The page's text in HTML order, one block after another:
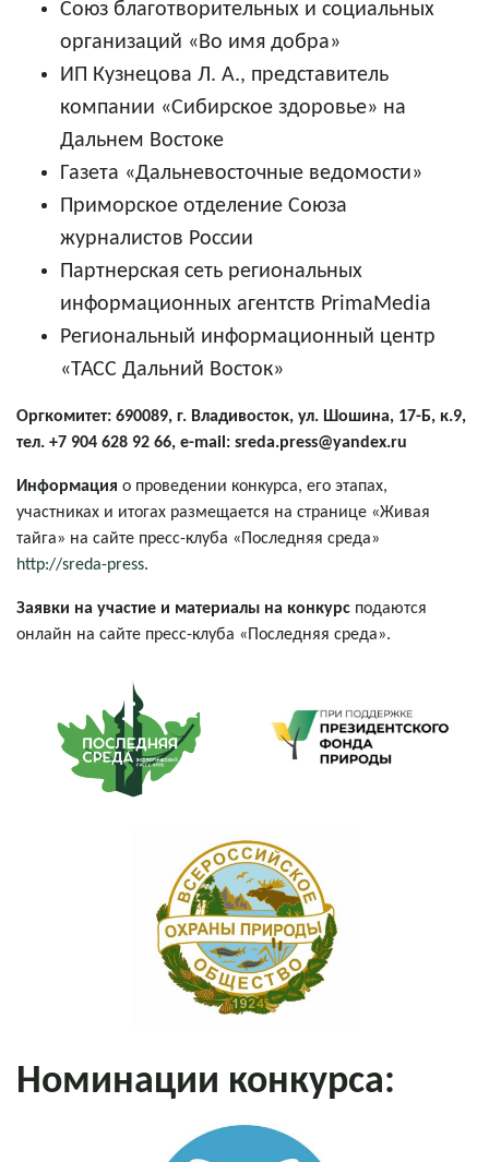
Союз благотворительных и социальных
организаций «Во имя добра»
ИП Кузнецова Л. А., представитель
компании «Сибирское здоровье» на
Дальнем Востоке
Газета «Дальневосточные ведомости»
Приморское отделение Союза
журналистов России
Партнерская сеть региональных
информационных агентств PrimaMedia
Региональный информационный центр
«ТАСС Дальний Восток»
Оргкомитет: 690089, г. Владивосток, ул. Шошина, 17-Б, к.9,
тел. +7 904 628 92 66, e-mail: sreda.press@yandex.ru
Информация о проведении конкурса, его этапах,
участниках и итогах размещается на странице «Живая
тайга» на сайте пресс-клуба «Последняя среда»
http://sreda-press.
Заявки на участие и материалы на конкурс подаются
онлайн на сайте пресс-клуба «Последняя среда».
Номинации конкурса: